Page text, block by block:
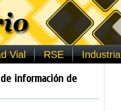
Vial RSE Industria
información de